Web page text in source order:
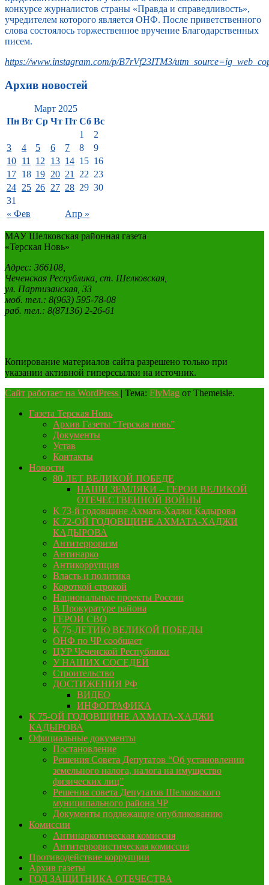
конкурсе журналистов страны «Правда и справедливость»,
учредителем которого является ОНФ. После приветственного
слова состоялось торжественное вручение Благодарственных
писем.
https://www.instagram.com/p/B7rVf23ITM3/
Архив новостей
Март 2025
Пн Вт Ср Чт Пт Сб Вс
« Фев Апр »
1
2
3
4 5 6 7 8
9
10 11 12 13 14 15 16
17 18 19 20 21 22 23
24 25 26 27 28 29 30
31
МАУ Шелковская районная газета
«Терская Новь»
Адрес: 366108,
Чеченская Республика, ст. Шелковская,
ул. Партизанская, 33
моб. тел.: 8(963) 595-78-08
раб. тел.: 8(87136) 2-26-61
Копирование материалов сайта разрешено только при
указании активной гиперссылки на источник.
Сайт работает на WordPress | Тема: FlyMag от Themeisle.
Газета Терская Новь
Архив Газеты “Терская новь”
Документы
Устав
Контакты
Новости
80 ЛЕТ ВЕЛИКОЙ ПОБЕДЕ
НАШИ ЗЕМЛЯКИ – ГЕРОИ ВЕЛИКОЙ
ОТЕЧЕСТВЕННОЙ ВОЙНЫ
К 73-й годовщине Ахмата-Хаджи Кадырова
К 72-ОЙ ГОДОВЩИНЕ АХМАТА-ХАДЖИ
КАДЫРОВА
Антитерроризм
Антинарко
Антикоррупция
Власть и политика
Короткой строкой
Национальные проекты России
В Прокуратуре района
ГЕРОИ СВО
К 75-ЛЕТИЮ ВЕЛИКОЙ ПОБЕДЫ
ОНФ по ЧР сообщает
ЦУР Чеченской Республики
У НАШИХ СОСЕДЕЙ
Строительство
ДОСТИЖЕНИЯ РФ
ВИДЕО
ИНФОГРАФИКА
К 75-ОЙ ГОДОВЩИНЕ АХМАТА-ХАДЖИ
КАДЫРОВА
Официальные документы
Постановление
Решения Совета Депутатов “Об установлении
земельного налога, налога на имущество
физических лиц”
Решения совета Депутатов Шелковского
муниципального района ЧР
Документы подлежащие опубликованию
Комиссии
Антинаркотическая комиссия
Антитеррористическая комиссия
Противодействие коррупции
Архив газеты
ГОД ЗАЩИТНИКА ОТЕЧЕСТВА